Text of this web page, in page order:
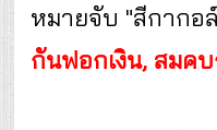
หมายจับ "สีกาก
กันฟอกเงิน, สมค